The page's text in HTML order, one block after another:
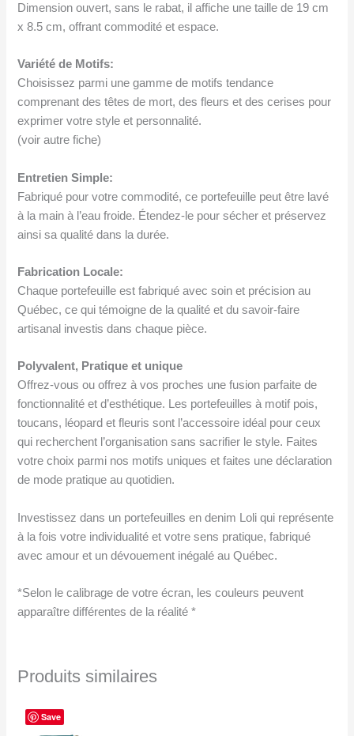
Dimension ouvert, sans le rabat, il affiche une taille de 19 cm
x 8.5 cm, offrant commodité et espace.
Variété de Motifs:
Choisissez parmi une gamme de motifs tendance
comprenant des têtes de mort, des fleurs et des cerises pour
exprimer votre style et personnalité.
(voir autre fiche)
Entretien Simple:
Fabriqué pour votre commodité, ce portefeuille peut être lavé
à la main à l’eau froide. Étendez-le pour sécher et préservez
ainsi sa qualité dans la durée.
Fabrication Locale:
Chaque portefeuille est fabriqué avec soin et précision au
Québec, ce qui témoigne de la qualité et du savoir-faire
artisanal investis dans chaque pièce.
Polyvalent, Pratique et unique
Offrez-vous ou offrez à vos proches une fusion parfaite de
fonctionnalité et d’esthétique. Les portefeuilles à motif pois,
toucans, léopard et fleuris sont l’accessoire idéal pour ceux
qui recherchent l’organisation sans sacrifier le style. Faites
votre choix parmi nos motifs uniques et faites une déclaration
de mode pratique au quotidien.
Investissez dans un portefeuilles en denim Loli qui représente
à la fois votre individualité et votre sens pratique, fabriqué
avec amour et un dévouement inégalé au Québec.
*Selon le calibrage de votre écran, les couleurs peuvent
apparaître différentes de la réalité *
Produits similaires
Save